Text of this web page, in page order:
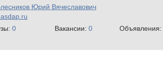
Юрий Вячеславович
0 Вакансии: 0 Объявления: